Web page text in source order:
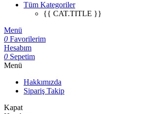
Tüm Kategoriler
{{ CAT.TITLE }}
Menü
0 Favorilerim
Hesabım
0 Sepetim
Menü
Hakkımızda
Sipariş Takip
Kapat